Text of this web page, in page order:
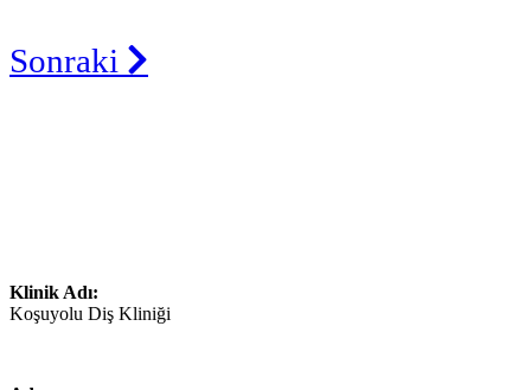
Sonraki
Klinik Adı:
Koşuyolu Diş Kliniği